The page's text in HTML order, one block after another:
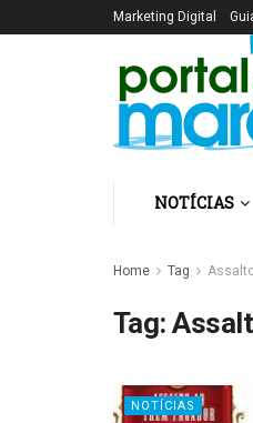
Marketing Digital
NOTÍCIAS
Home Tag
Tag:
NOTÍCIAS